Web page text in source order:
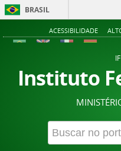
BRASIL
ACESSIBILIDADE
Instituto